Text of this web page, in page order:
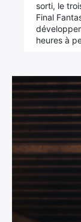
sorti, le
Final
heures à